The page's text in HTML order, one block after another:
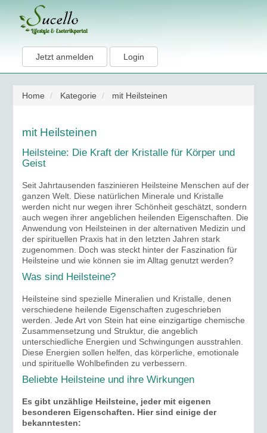
Jetzt anmelden Login
Home Kategorie mit Heilsteinen
mit Heilsteinen
Heilsteine: Die Kraft der Kristalle für Körper und
Geist
Seit Jahrtausenden faszinieren Heilsteine Menschen auf der
ganzen Welt. Diese natürlichen Minerale und Kristalle
werden nicht nur wegen ihrer Schönheit geschätzt, sondern
auch wegen ihrer angeblichen heilenden Eigenschaften. Die
Anwendung von Heilsteinen in der alternativen Medizin und
der spirituellen Praxis hat in den letzten Jahren stark
zugenommen. Doch was steckt hinter der Faszination für
Heilsteine und wie können sie im Alltag genutzt werden?
Was sind Heilsteine?
Heilsteine sind spezielle Mineralien und Kristalle, denen
verschiedene heilende Eigenschaften zugeschrieben
werden. Jede Art von Stein hat eine einzigartige chemische
Zusammensetzung und Struktur, die angeblich
unterschiedliche Energien und Schwingungen ausstrahlen.
Diese Energien sollen helfen, das körperliche, emotionale
und spirituelle Wohlbefinden zu verbessern.
Beliebte Heilsteine und ihre Wirkungen
Es gibt unzählige Heilsteine, jeder mit eigenen
besonderen Eigenschaften. Hier sind einige der
bekanntesten: